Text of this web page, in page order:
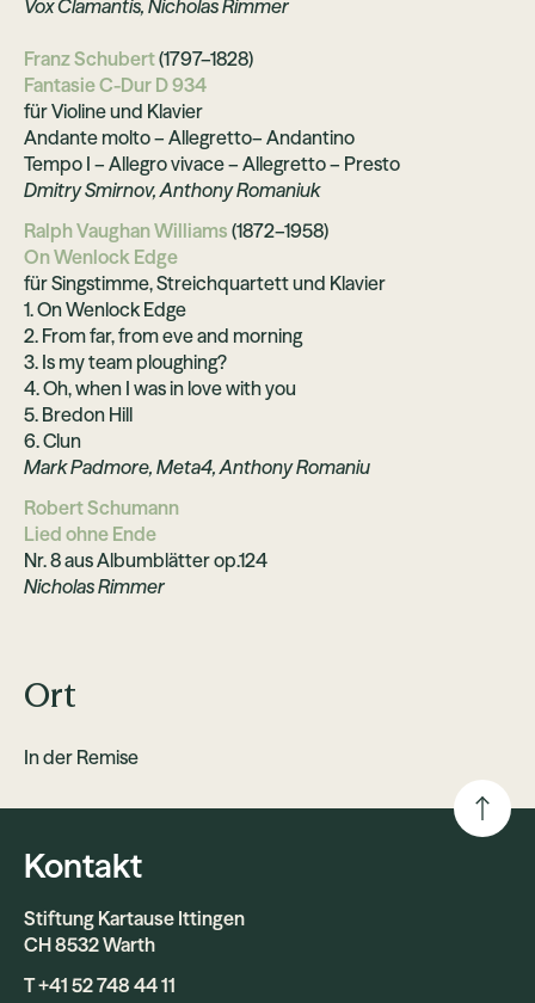
Vox Clamantis, Nicholas Rimmer
Franz Schubert(1797–1828)
Fantasie C-Dur D 934
für Violine und Klavier
Andante molto – Allegretto– Andantino
Tempo I – Allegro vivace – Allegretto – Presto
Dmitry Smirnov, Anthony Romaniuk
Ralph Vaughan Williams (1872–1958)
On Wenlock Edge
für Singstimme, Streichquartett und Klavier
1. On Wenlock Edge
2. From far, from eve and morning
3. Is my team ploughing?
4. Oh, when I was in love with you
5. Bredon Hill
6. Clun
Mark Padmore, Meta4, Anthony Romaniu
Robert Schumann
Lied ohne Ende
Nr. 8 aus Albumblätter op.124
Nicholas Rimmer
Ort
In der Remise
Kontakt
Stiftung Kartause Ittingen
CH 8532 Warth
T +41 52 748 44 11